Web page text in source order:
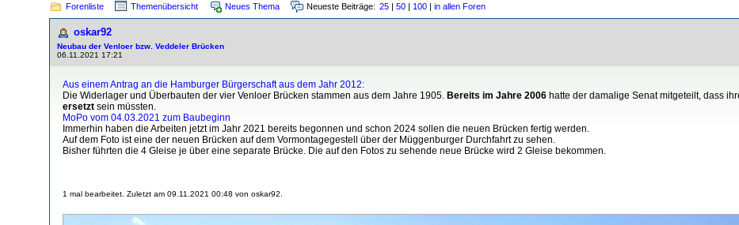
Forenliste Themenübersicht Neues Thema Neueste Beiträge: 25 | 50 | 100 | in allen Foren
oskar92
Neubau der Venloer bzw. Veddeler Brücken
06.11.2021 17:21
Aus einem Antrag an die Hamburger Bürgerschaft aus dem Jahr 2012:
Die Widerlager und Überbauten der vier Venloer Brücken stammen aus dem Jahre 1905. Bereits im Jahre 2006 hatte der damalige Senat mitgeteilt, dass
ersetzt sein müssten.
MoPo vom 04.03.2021 zum Baubeginn
Immerhin haben die Arbeiten jetzt im Jahr 2021 bereits begonnen und schon 2024 sollen die neuen Brücken fertig werden.
Auf dem Foto ist eine der neuen Brücken auf dem Vormontagegestell über der Müggenburger Durchfahrt zu sehen.
Bisher führten die 4 Gleise je über eine separate Brücke. Die auf den Fotos zu sehende neue Brücke wird 2 Gleise bekommen.
1 mal bearbeitet. Zuletzt am 09.11.2021 00:48 von oskar92.